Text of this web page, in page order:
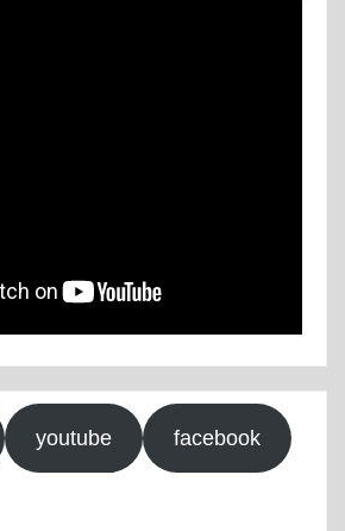
youtube facebook